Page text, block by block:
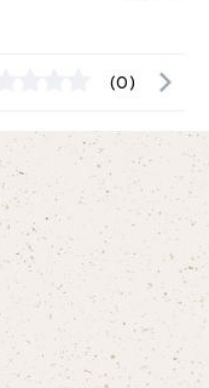
(0)